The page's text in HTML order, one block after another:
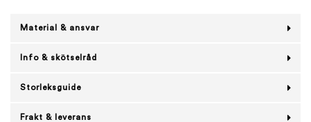
Material & ansvar
Info & skötselråd
Storleksguide
Frakt & leverans